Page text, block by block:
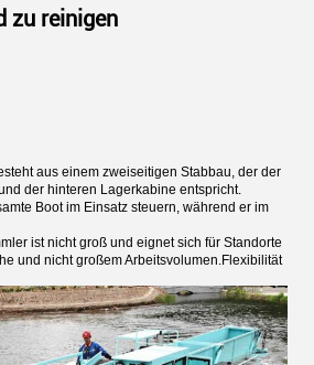
zu reinigen
aus einem zweiseitigen Stabbau, der der
der hinteren Lagerkabine entspricht.
Boot im Einsatz steuern, während er im
ist nicht groß und eignet sich für Standorte
und nicht großem Arbeitsvolumen.Flexibilität